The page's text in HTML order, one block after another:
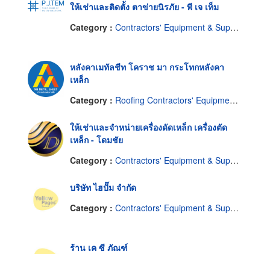
ให้เช่าและติดตั้ง ตาข่ายนิรภัย - พี เจ เท็ม
Category : Contractors' Equipment & Supplies-Renting
หลังคาเมทัลชีท โคราช มา กระโทกหลังคา
เหล็ก
Category : Roofing Contractors' Equipment & Supplies
ให้เช่าและจำหน่ายเครื่องดัดเหล็ก เครื่องตัด
เหล็ก - โดมชัย
Category : Contractors' Equipment & Supplies-Renting
บริษัท ไฮปั๊ม จำกัด
Category : Contractors' Equipment & Supplies
ร้าน เค ซี ภัณฑ์